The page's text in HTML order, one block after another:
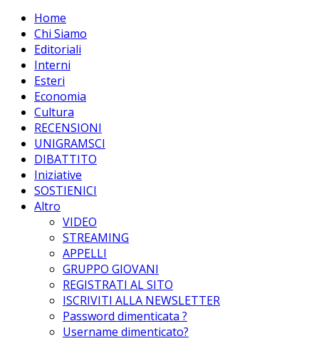
Home
Chi Siamo
Editoriali
Interni
Esteri
Economia
Cultura
RECENSIONI
UNIGRAMSCI
DIBATTITO
Iniziative
SOSTIENICI
Altro
VIDEO
STREAMING
APPELLI
GRUPPO GIOVANI
REGISTRATI AL SITO
ISCRIVITI ALLA NEWSLETTER
Password dimenticata ?
Username dimenticato?